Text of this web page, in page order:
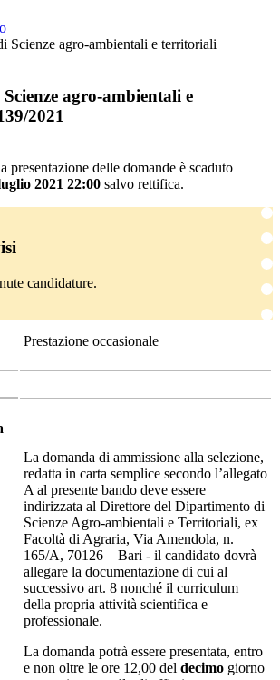
Scienze agro-ambientali e territoriali
agro-ambientali e
2021
presentazione delle domande è scaduto
2021 22:00 salvo rettifica.
candidature.
Prestazione occasionale
La domanda di ammissione alla selezione,
redatta in carta semplice secondo l’allegato
A al presente bando deve essere
indirizzata al Direttore del Dipartimento di
Scienze Agro-ambientali e Territoriali, ex
Facoltà di Agraria, Via Amendola, n.
165/A, 70126 – Bari - il candidato dovrà
allegare la documentazione di cui al
successivo art. 8 nonché il curriculum
della propria attività scientifica e
professionale.
La domanda potrà essere presentata, entro
e non oltre le ore 12,00 del decimo giorno